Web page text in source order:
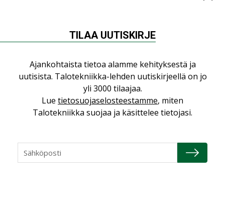
Refair
Granlund Oy
Schneider Electric
KATSO KAIKKI
TILAA UUTISKIRJE
Ajankohtaista tietoa alamme kehityksestä ja
uutisista. Talotekniikka-lehden uutiskirjeellä on jo
yli 3000 tilaajaa.
Lue tietosuojaselosteestamme, miten
Talotekniikka suojaa ja käsittelee tietojasi.